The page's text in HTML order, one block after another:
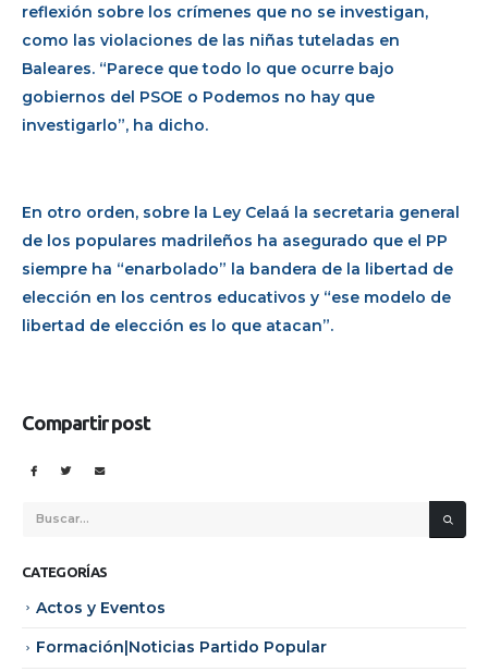
reflexión sobre los crímenes que no se investigan,
como las violaciones de las niñas tuteladas en
Baleares. “Parece que todo lo que ocurre bajo
gobiernos del PSOE o Podemos no hay que
investigarlo”, ha dicho.
En otro orden, sobre la Ley Celaá la secretaria general
de los populares madrileños ha asegurado que el PP
siempre ha “enarbolado” la bandera de la libertad de
elección en los centros educativos y “ese modelo de
libertad de elección es lo que atacan”.
Compartir post
CATEGORÍAS
Actos y Eventos
Formación|Noticias Partido Popular